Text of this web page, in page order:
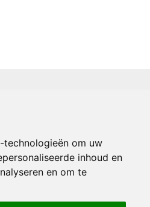
technologieën om uw
inhoud en
en om te
Inschrijven